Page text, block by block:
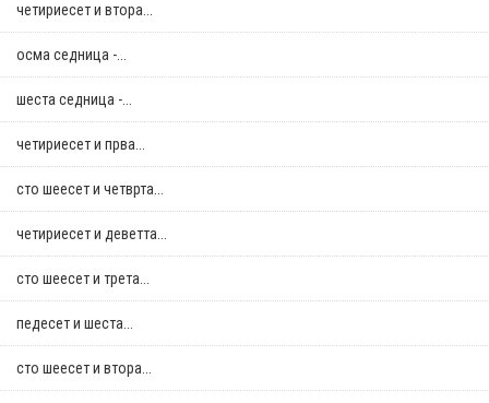
четириесет и втора...
осма седница -...
шеста седница -...
четириесет и прва...
сто шеесет и четврта...
четириесет и деветта...
сто шеесет и трета...
педесет и шеста...
сто шеесет и втора...